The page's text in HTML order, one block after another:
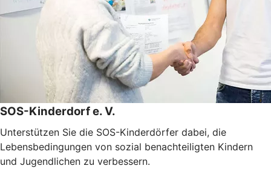
SOS-Kinderdorf e. V.
Unterstützen Sie die SOS-Kinderdörfer dabei, die
Lebensbedingungen von sozial benachteiligten Kindern
und Jugendlichen zu verbessern.